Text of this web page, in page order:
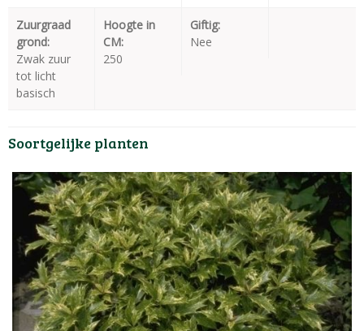
Zuurgraad
grond:
Zwak zuur
tot licht
basisch
Hoogte in
CM:
250
Giftig:
Nee
Soortgelijke planten